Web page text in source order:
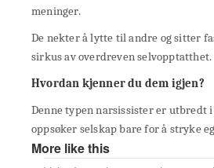
meninger.
De nekter å lytte til andre og sitter
sirkus av overdreven selvopptatthet.
Hvordan kjenner du dem igjen?
Denne typen narsissister er utbredt i
oppsøker selskap bare for å stryke
More like this